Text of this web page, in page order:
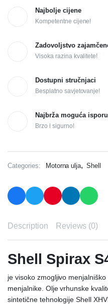
Najbolje cijene
Kompetentne cijene!
Zadovoljstvo
Visoka razina kvalitete!
Dostupni stručnjaci
Besplatno savjetovanje!
Najbrža moguća
Brzo i sigurno!
Categories: Motorna ulja, Shell
Description Reviews (0)
Shell Spirax
je visoko zmogljivo
menjalnike. Olje vrhunske
sintetične tehnologije Shell